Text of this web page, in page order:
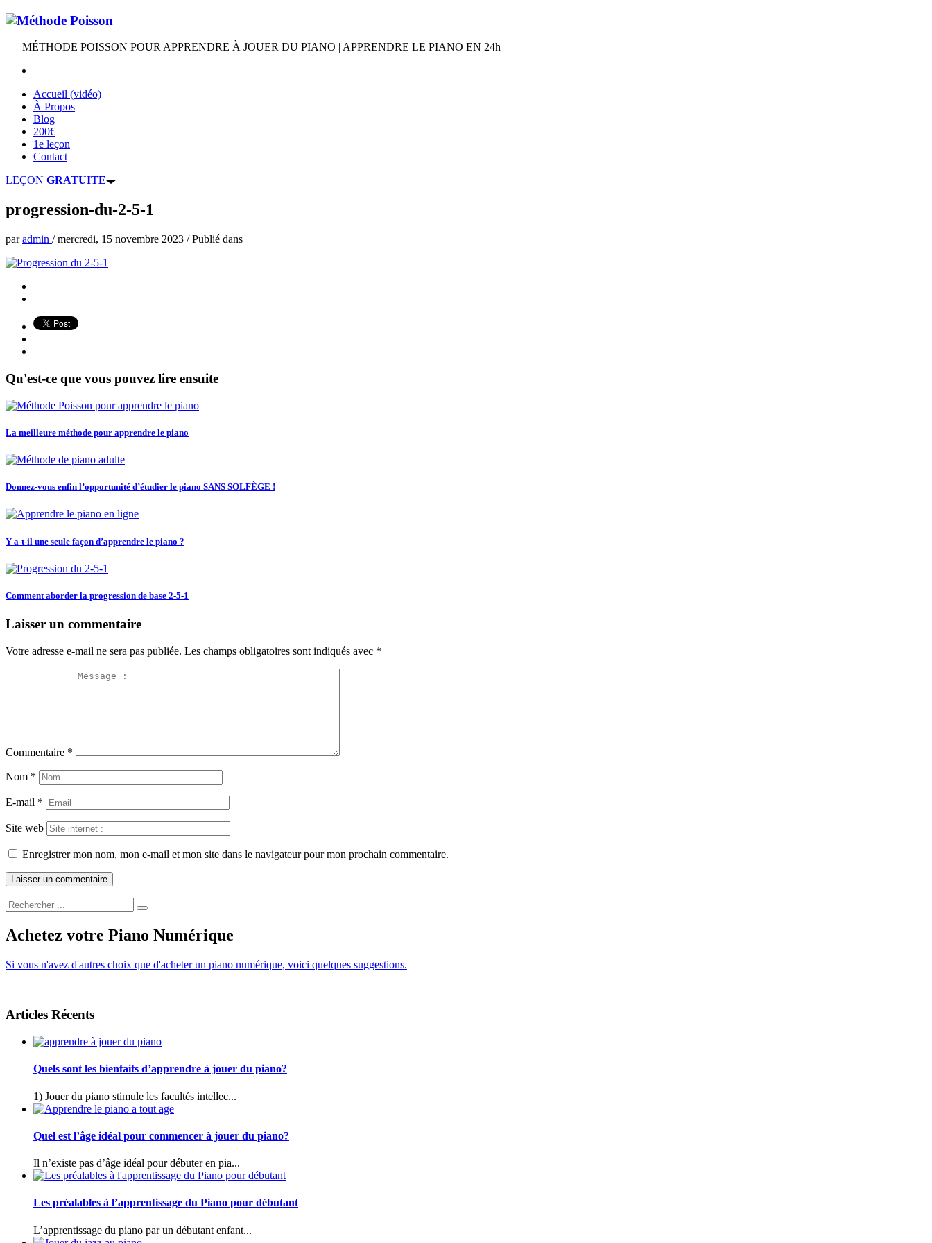
MÉTHODE POISSON POUR APPRENDRE À JOUER DU PIANO | APPRENDRE LE PIANO EN 24h
Accueil (vidéo)
À Propos
Blog
200€
1e leçon
Contact
LEÇON GRATUITE
progression-du-2-5-1
paradmin /mercredi, 15 novembre 2023 /Publié dans
Qu'est-ce que vous pouvez lire ensuite
La meilleure méthode pour apprendre le piano
Donnez-vous enfin l’opportunité d’étudier le piano SANS SOLFÈGE !
Y a-t-il une seule façon d’apprendre le piano ?
Comment aborder la progression de base 2-5-1
Laisser un commentaire
Votre adresse e-mail ne sera pas publiée. Les champs obligatoires sont indiqués avec *
Commentaire *
Nom *
E-mail *
Site web
Enregistrer mon nom, mon e-mail et mon site dans le navigateur pour mon prochain commentaire.
Achetez votre Piano Numérique
Si vous n'avez d'autres choix que d'acheter un piano numérique, voici quelques suggestions.
Articles Récents
Quels sont les bienfaits d’apprendre à jouer du piano?
1) Jouer du piano stimule les facultés intellec...
Quel est l’âge idéal pour commencer à jouer du piano?
Il n’existe pas d’âge idéal pour débuter en pia...
Les préalables à l’apprentissage du Piano pour débutant
L’apprentissage du piano par un débutant enfant...